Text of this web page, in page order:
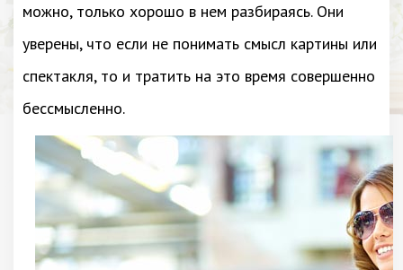
можно, только хорошо в нем разбираясь. Они
уверены, что если не понимать смысл картины или
спектакля, то и тратить на это время совершенно
бессмысленно.